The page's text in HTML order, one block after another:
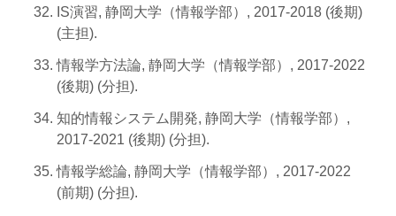
IS演習, 静岡大学（情報学部）, 2017-2018 (後期)
(主担).
情報学方法論, 静岡大学（情報学部）, 2017-2022
(後期) (分担).
知的情報システム開発, 静岡大学（情報学部）,
2017-2021 (後期) (分担).
情報学総論, 静岡大学（情報学部）, 2017-2022
(前期) (分担).